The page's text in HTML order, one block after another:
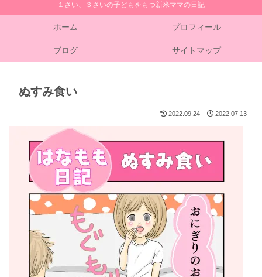
１さい、３さいの子どもをもつ新米ママの日記
ホーム プロフィール
ブログ サイトマップ
ぬすみ食い
2022.09.24 2022.07.13